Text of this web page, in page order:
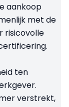
aankoop
met de
risicovolle
ten
verstrekt,